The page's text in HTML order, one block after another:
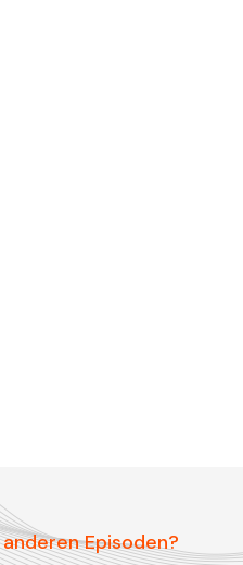
Episoden?